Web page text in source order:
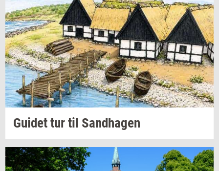
Gu­i­dettur til Sand­ha­gen